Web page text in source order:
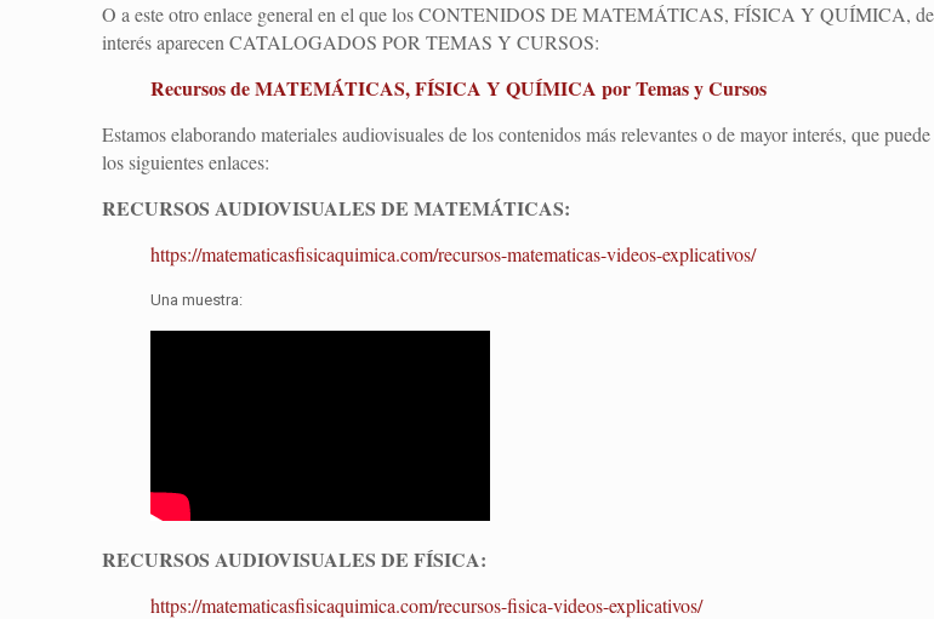
O a este otro enlace general en el que los CONTENIDOS DE MATEMÁTICAS, FÍSICA Y QUÍMICA, de
interés aparecen CATALOGADOS POR TEMAS Y CURSOS:
Recursos de MATEMÁTICAS, FÍSICA Y QUÍMICA por Temas y Cursos
Estamos elaborando materiales audiovisuales de los contenidos más relevantes o de mayor interés, que
los siguientes enlaces:
RECURSOS AUDIOVISUALES DE MATEMÁTICAS:
https://matematicasfisicaquimica.com/recursos-matematicas-videos-explicativos/
Una muestra:
RECURSOS AUDIOVISUALES DE FÍSICA:
https://matematicasfisicaquimica.com/recursos-fisica-videos-explicativos/